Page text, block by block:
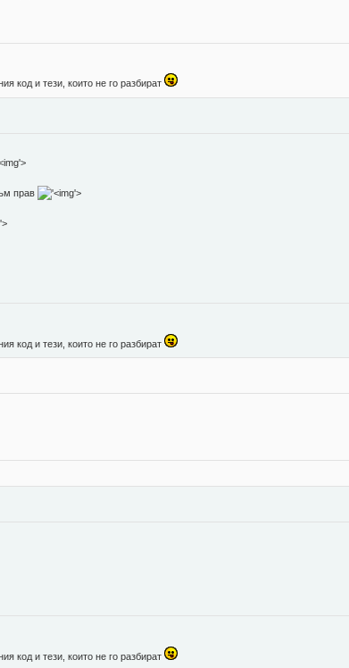
код и тези, които не го разбират
'>
прав '>
'>
код и тези, които не го разбират
код и тези, които не го разбират